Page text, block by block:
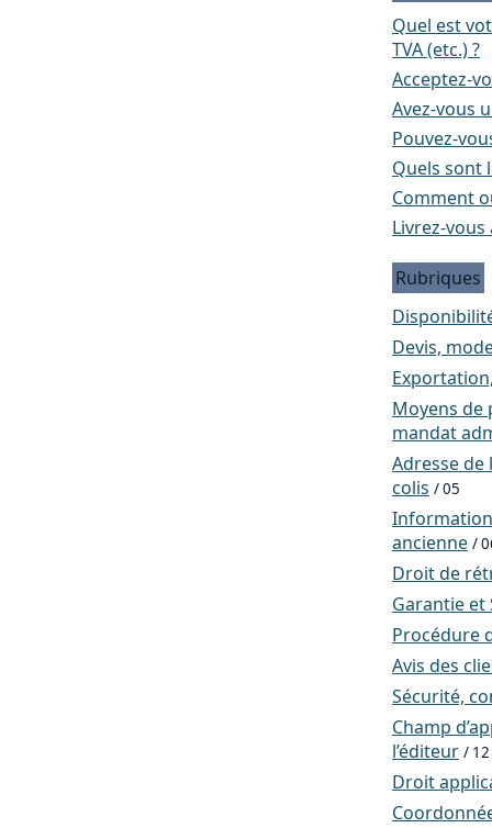
Quel est
TVA (etc.) ?
Acceptez-
Avez-vous
Pouvez-
Quels sont
Comment
Livrez-vous
Rubriques
Devis,
Moyens de
mandat
Adresse
colis / 05
ancienne /
Droit de
Garantie et
Procédure
Avis des
Sécurité,
Champ
l’éditeur / 12
Droit